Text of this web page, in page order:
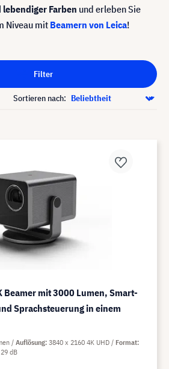
lebendiger Farben und erleben Sie
Niveau mit Beamern von Leica!
Filter
Sortieren nach:
Beamer mit 3000 Lumen, Smart-
Sprachsteuerung in einem
Auflösung 3840 x 2160 4K UHD
Format
29 dB